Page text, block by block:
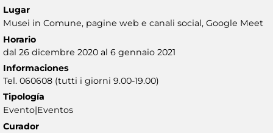
Lugar
Musei in Comune, pagine web e canali social, Google Meet
Horario
dal 26 dicembre 2020 al 6 gennaio 2021
Informaciones
Tel. 060608 (tutti i giorni 9.00-19.00)
Tipología
Evento|Eventos
Curador